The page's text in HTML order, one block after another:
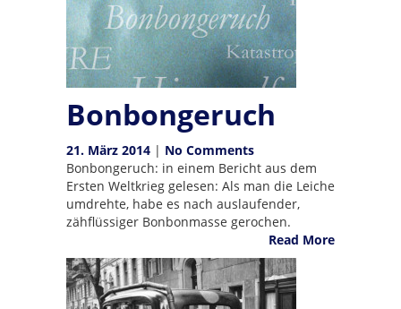
Bonbongeruch
21. März 2014 | No Comments
Bonbongeruch: in einem Bericht aus dem
Ersten Weltkrieg gelesen: Als man die Leiche
umdrehte, habe es nach auslaufender,
zähflüssiger Bonbonmasse gerochen.
Read More